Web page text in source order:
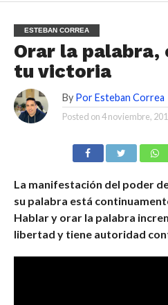
ESTEBAN CORREA
Orar la palabra,
tu victoria
By Por Esteban Correa
Posted on4 noviembre,
La manifestación del poder
su palabra está
Hablar y orar la palabra
libertad y tiene autoridad